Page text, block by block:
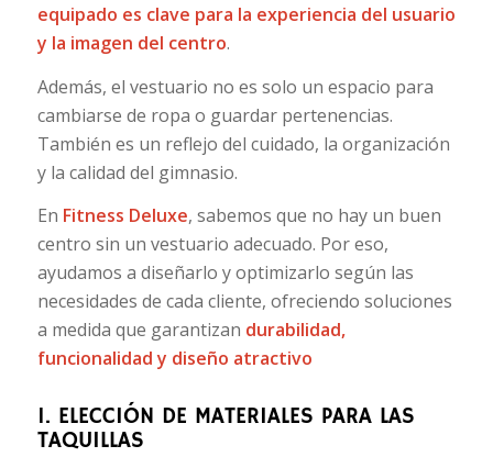
equipado es clave para la experiencia del usuario
y la imagen del centro.
Además, el vestuario no es solo un espacio para
cambiarse de ropa o guardar pertenencias.
También es un reflejo del cuidado, la organización
y la calidad del gimnasio.
En Fitness Deluxe, sabemos que no hay un buen
centro sin un vestuario adecuado. Por eso,
ayudamos a diseñarlo y optimizarlo según las
necesidades de cada cliente, ofreciendo soluciones
a medida que garantizan durabilidad,
funcionalidad y diseño atractivo
1. ELECCIÓN DE MATERIALES PARA LAS
TAQUILLAS